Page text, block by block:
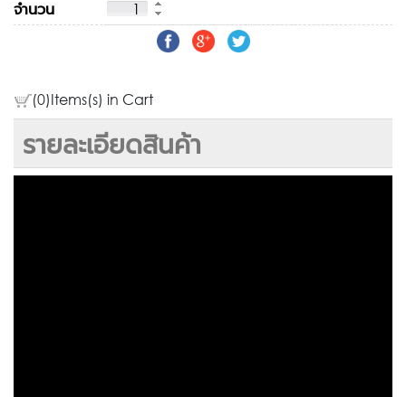
จำนวน
(0)Items(s) in Cart
รายละเอียดสินค้า